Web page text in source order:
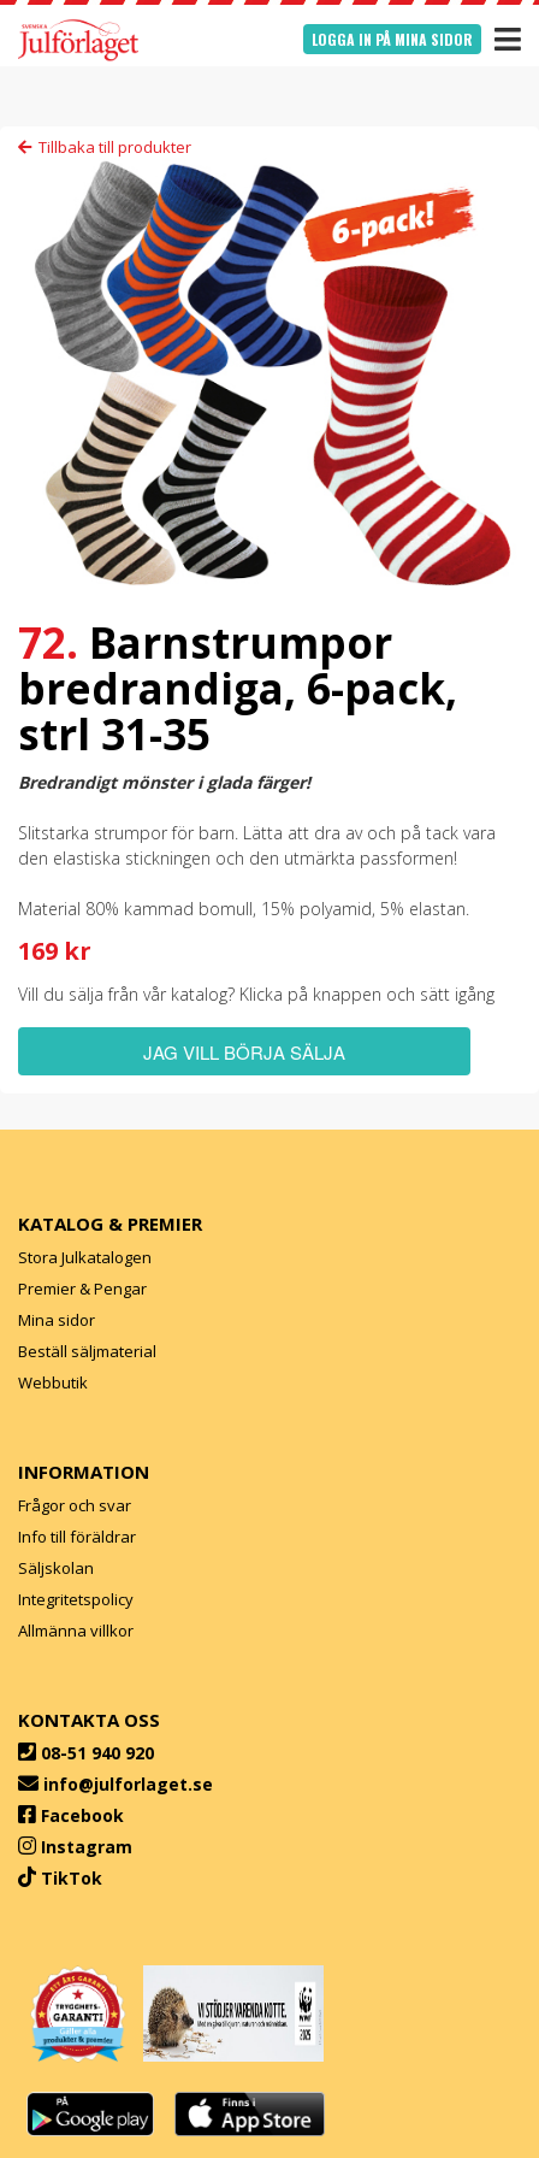
LOGGA IN PÅ MINA SIDOR
Tillbaka till produkter
72. Barnstrumpor
bredrandiga, 6-pack,
strl 31-35
Bredrandigt mönster i glada färger!
Slitstarka strumpor för barn. Lätta att dra av och på tack vara
den elastiska stickningen och den utmärkta passformen!
Material 80% kammad bomull, 15% polyamid, 5% elastan.
169 kr
Vill du sälja från vår katalog? Klicka på knappen och sätt igång
JAG VILL BÖRJA SÄLJA
KATALOG & PREMIER
Stora Julkatalogen
Premier & Pengar
Mina sidor
Beställ säljmaterial
Webbutik
INFORMATION
Frågor och svar
Info till föräldrar
Säljskolan
Integritetspolicy
Allmänna villkor
KONTAKTA OSS
08-51 940 920
info@julforlaget.se
Facebook
Instagram
TikTok